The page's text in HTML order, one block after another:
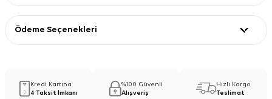
Ödeme Seçenekleri
Kredi Kartına
4 Taksit İmkanı
%100 Güvenli
Alışveriş
Hızlı Kargo
Teslimat